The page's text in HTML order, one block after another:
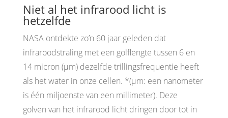
Niet al het infrarood licht is
hetzelfde
NASA ontdekte zo’n 60 jaar geleden dat
infraroodstraling met een golflengte tussen 6 en
14 micron (μm) dezelfde trillingsfrequentie heeft
als het water in onze cellen. *(μm: een nanometer
is één miljoenste van een millimeter). Deze
golven van het infrarood licht dringen door tot in